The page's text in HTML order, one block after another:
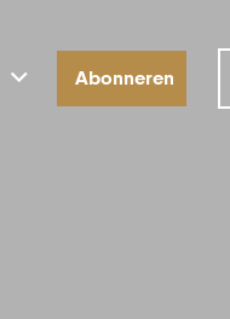
Abonneren